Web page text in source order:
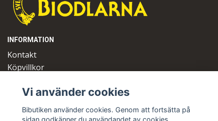
INFORMATION
Kontakt
Köpvillkor
Sveriges Biodlares Riksförbund
Vi använder cookies
Bibutiken använder cookies. Genom att fortsätta på
sidan godkänner du användandet av cookies.